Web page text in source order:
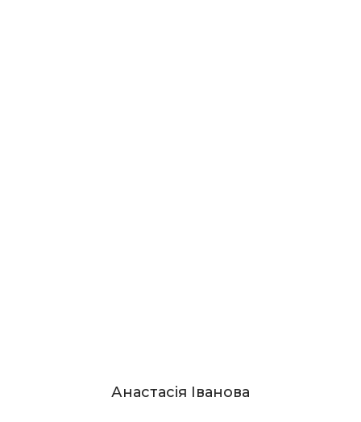
Анастасія Іванова